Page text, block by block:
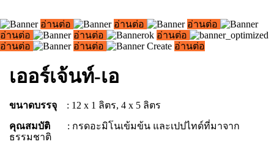
อ่านต่อ อ่านต่อ
อ่านต่อ
อ่านต่อ
อ่านต่อ
อ่านต่อ
อ่านต่อ
อ่านต่อ อ่านต่อ
เออร์เจ้นท์-เอ
ขนาดบรรจุ
: 12 x 1 ลิตร, 4 x 5 ลิตร
คุณสมบัติ
: กรดอะมิโนเข้มข้น และเปปไทด์ที่มาจาก
ธรรมชาติ